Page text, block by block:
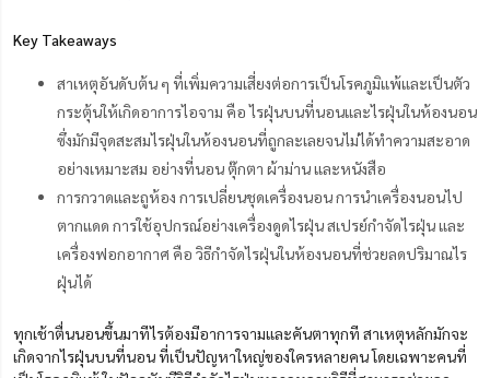
Key Takeaways
สาเหตุอันดับต้น ๆ ที่เพิ่มความเสี่ยงต่อการเป็นโรคภูมิแพ้และเป็นตัว
กระตุ้นให้เกิดอาการไอจาม คือ ไรฝุ่นบนที่นอนและไรฝุ่นในห้องนอน
ซึ่งมักมีจุดสะสมไรฝุ่นในห้องนอนที่ถูกละเลยจนไม่ได้ทำความสะอาด
อย่างเหมาะสม อย่างที่นอน ตุ๊กตา ผ้าม่าน และหนังสือ
การกวาดและถูห้อง การเปลี่ยนชุดเครื่องนอน การนำเครื่องนอนไป
ตากแดด การใช้อุปกรณ์อย่างเครื่องดูดไรฝุ่น สเปรย์กำจัดไรฝุ่น และ
เครื่องฟอกอากาศ คือ วิธีกำจัดไรฝุ่นในห้องนอนที่ช่วยลดปริมาณไร
ฝุ่นได้
ทุกเช้าตื่นนอนขึ้นมาทีไรต้องมีอาการจามและคันตาทุกที สาเหตุหลักมักจะ
เกิดจากไรฝุ่นบนที่นอน ที่เป็นปัญหาใหญ่ของใครหลายคน โดยเฉพาะคนที่